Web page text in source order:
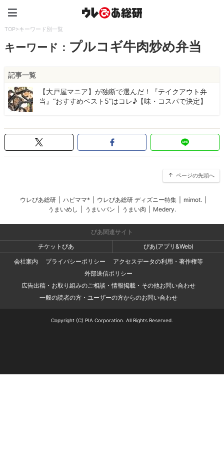
TOP>キーワード別一覧
キーワード： プルコギ牛肉炒め弁当
記事一覧
【大戸屋マニア】が独断で選んだ！『テイクアウト弁
当』“おすすめベスト5”はコレ♪【味・コスパで決定】
ページの先頭へ
ウレぴあ総研 ハピママ* ウレぴあ総研 ディズニー特集 mimot.
うまいめし
うまいパン うまい肉 Medery.
ぴあ関連サイト
チケットぴあ
ぴあ(アプリ&Web)
会社案内
プライバシーポリシー
アクセスデータの利用・著作権等
外部送信ポリシー
広告出稿・お取り組みのご相談・情報掲載・その他お問い合わせ
一般の読者の方・ユーザーの方からのお問い合わせ
Copyright (C) PIA Corporation. All Rights Reserved.